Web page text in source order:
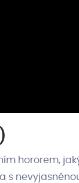
hororem,
s